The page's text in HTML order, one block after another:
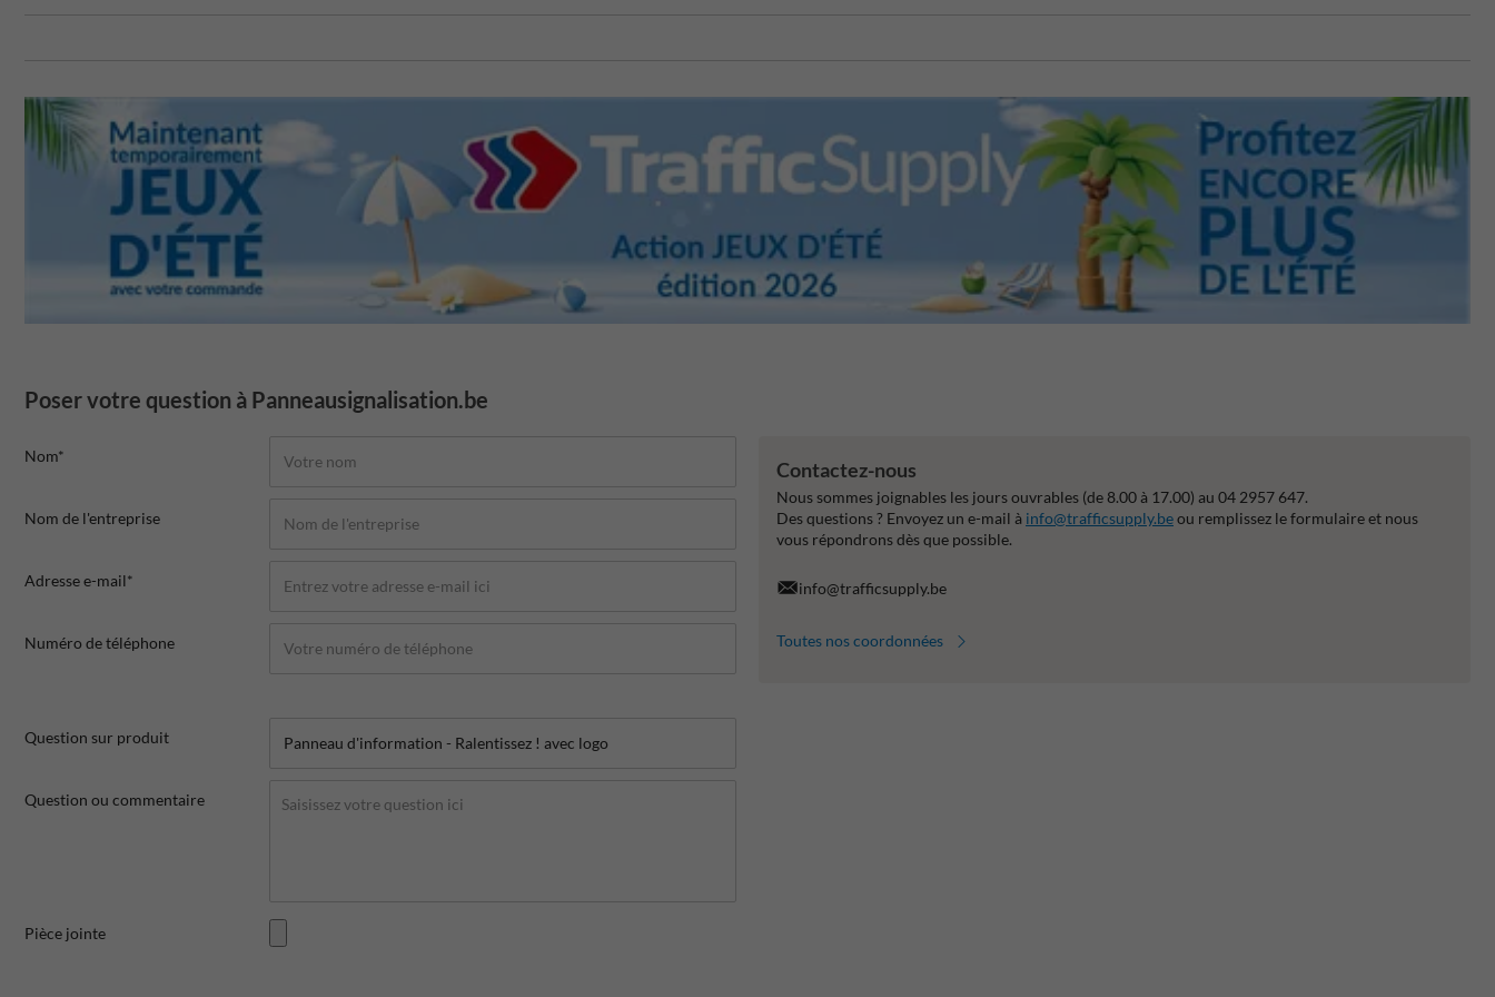
Poser votre question à Panneausignalisation.be
Nom*
Nom de l'entreprise
Adresse e-mail*
Numéro de téléphone
Question sur produit
Question ou commentaire
Pièce jointe
Contactez-nous
Nous sommes joignables les jours ouvrables (de 8.00 à 17.00) au 04 2957 647.
Des questions ? Envoyez un e-mail à info@trafficsupply.beou remplissez le formulaire et nous
vous répondrons dès que possible.
info@trafficsupply.be
Toutes nos coordonnées